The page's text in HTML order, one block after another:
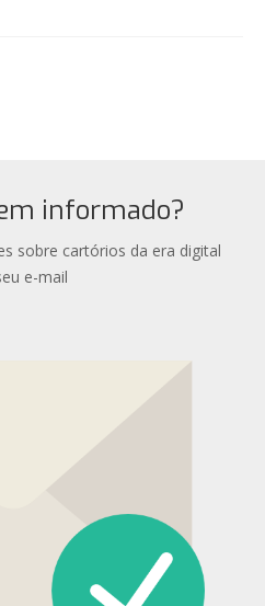
informado?
sobre cartórios da era digital
e-mail